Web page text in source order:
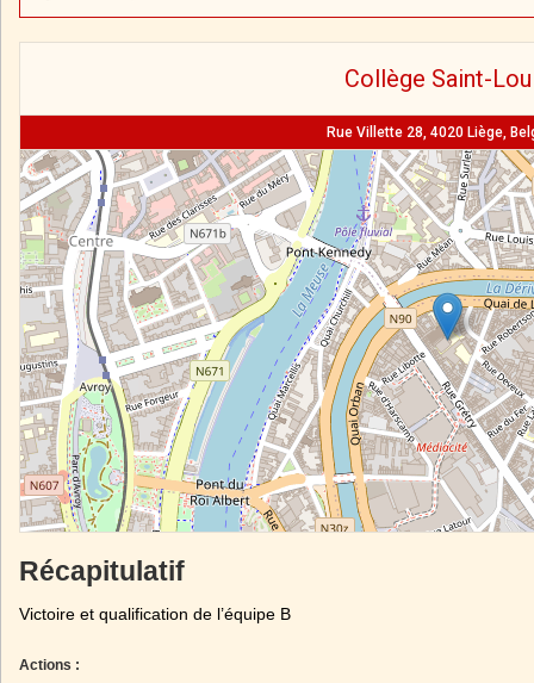
Collège Saint-
Rue Villette 28, 4020 Liège,
Récapitulatif
Victoire et qualification de l’équipe B
Actions :